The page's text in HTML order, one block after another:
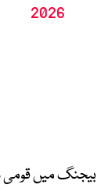
2026
بیجنگ میں قومی